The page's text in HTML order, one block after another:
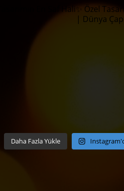
Tasarımın En Saf Hali✨ Özel
| Dünya
Daha Fazla Yükle